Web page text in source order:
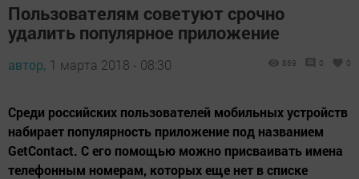
Пользователям советуют срочно
удалить популярное приложение
автор, 1 марта 2018 - 08:30 869 0 0
Среди российских пользователей мобильных устройств
набирает популярность приложение под названием
GetContact. С его помощью можно присваивать имена
телефонным номерам, которых еще нет в списке